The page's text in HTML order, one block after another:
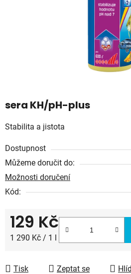
sera KH/pH-plus
Stabilita a jistota
Dostupnost
Můžeme doručit do:
Možnosti doručení
Kód:
129 Kč
Měrná cena:
1 290 Kč / 1 l
Tisk Zeptat se